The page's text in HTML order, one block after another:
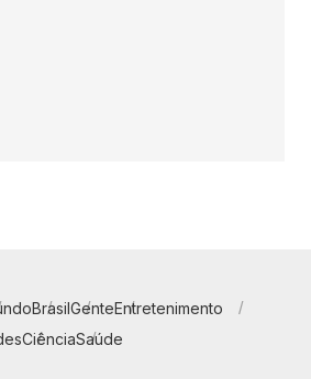
BrasilGenteEntretenimento
CiênciaSaúde